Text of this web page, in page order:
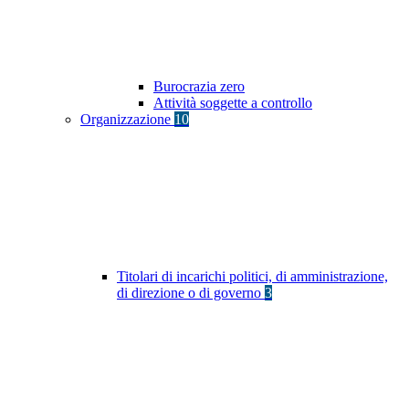
Burocrazia zero
Attività soggette a controllo
Organizzazione 10
Titolari di incarichi politici, di amministrazione,
di direzione o di governo 3